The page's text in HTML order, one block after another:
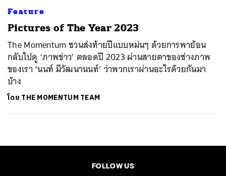
Feature
Pictures of The Year 2023
The Momentum ชวนส่งท้ายปีแบบหม่นๆ ด้วยการพาย้อน
กลับไปดู ‘ภาพข่าว’ ตลอดปี 2023 ผ่านสายตาของช่างภาพ
ของเรา ‘นนท์ มีวัฒนานนท์’ ว่าพวกเราผ่านอะไรด้วยกันมา
บ้าง
โดย THE MOMENTUM TEAM
FOLLOW US